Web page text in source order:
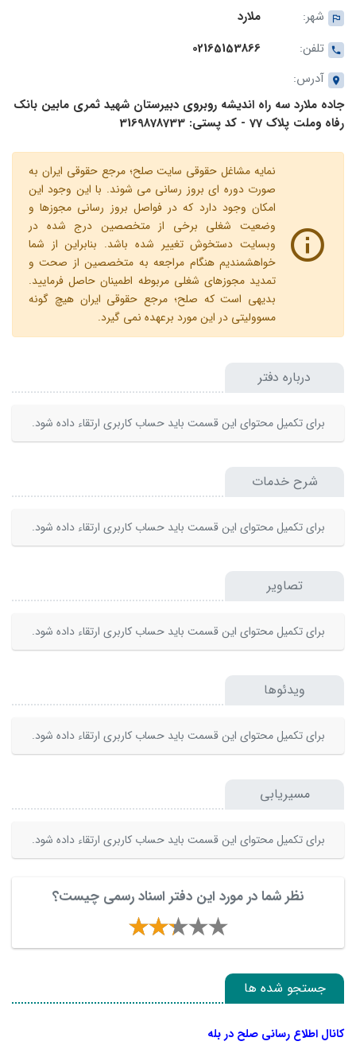
شهر:
ملارد
تلفن:
02165153866
آدرس:
جاده ملارد سه راه اندیشه روبروی دبیرستان شهید ثمری مابین بانک
رفاه وملت پلاک 77 - کد پستی: 3169878733
نمایه مشاغل حقوقی سایت صلح؛ مرجع حقوقی ایران به
صورت دوره ای بروز رسانی می شوند. با این وجود این
امکان وجود دارد که در فواصل بروز رسانی مجوزها و
وضعیت شغلی برخی از متخصصین درج شده در
وبسایت دستخوش تغییر شده باشد. بنابراین از شما
خواهشمندیم هنگام مراجعه به متخصصین از صحت و
تمدید مجوزهای شغلی مربوطه اطمینان حاصل فرمایید.
بدیهی است که صلح؛ مرجع حقوقی ایران هیچ گونه
مسوولیتی در این مورد برعهده نمی گیرد.
درباره دفتر
برای تکمیل محتوای این قسمت باید حساب کاربری ارتقاء داده شود.
شرح خدمات
برای تکمیل محتوای این قسمت باید حساب کاربری ارتقاء داده شود.
تصاویر
برای تکمیل محتوای این قسمت باید حساب کاربری ارتقاء داده شود.
ویدئوها
برای تکمیل محتوای این قسمت باید حساب کاربری ارتقاء داده شود.
مسیریابی
برای تکمیل محتوای این قسمت باید حساب کاربری ارتقاء داده شود.
نظر شما در مورد این دفتر اسناد رسمی چیست؟
جستجو شده ها
کانال اطلاع رسانی صلح در بله